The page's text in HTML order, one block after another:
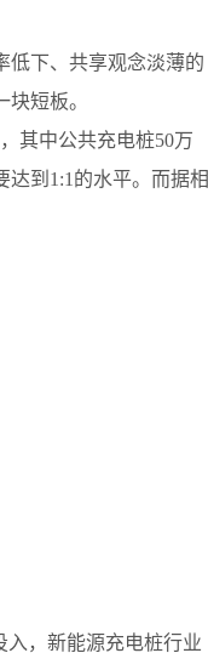
低下、共享观念淡薄的
短板。
其中公共充电桩50万
达到1:1的水平。而据相
入，新能源充电桩行业